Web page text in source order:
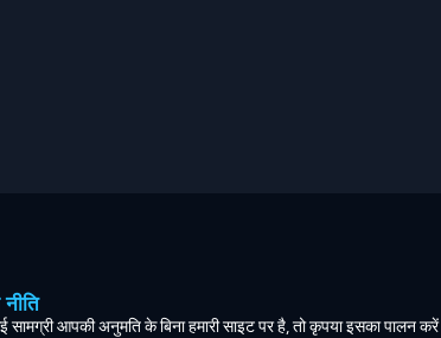
आपकी अनुमति के बिना हमारी साइट पर है, तो कृपया इसका पालन करें